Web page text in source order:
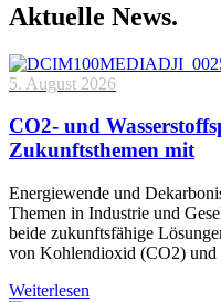
Aktuelle News.
5. August 2026
CO2- und
Zukunftsthemen mit
Energiewende und
Themen in Industrie und
beide zukunftsfähige
von Kohlendioxid (CO2)
Weiterlesen